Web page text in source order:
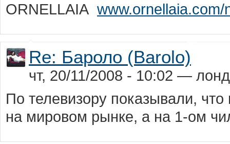
ORNELLAIA www.ornellaia.com/
Re: Бароло (Barolo)
чт, 20/11/2008 - 10:02 —
По телевизору показывали,
на мировом рынке, а на 1-ом